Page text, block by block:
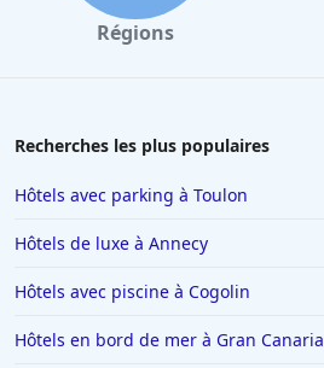
Hôtels à Cluny
Hôtels à Limoges
Hôtels à Valenciennes
Hôtels à Antibes
Hôtels à Lille
Régions
Recherches les plus populaires
Hôtels avec parking à Toulon
Hôtels de luxe à Annecy
Hôtels avec piscine à Cogolin
Hôtels en bord de mer à Gran Canaria